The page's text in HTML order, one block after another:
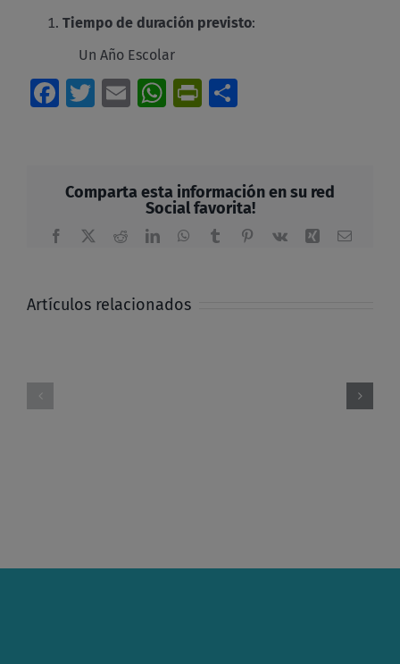
Tiempo de duración previsto:
Un Año Escolar
Facebook
Twitter
EmailWhatsApp
PrintFriendly
Comparta esta información en su red
Social favorita!
Facebook RedditLinkedInWhatsApp
Tumblr Pinterest
Vk Xing Correo
Artículos relacionados